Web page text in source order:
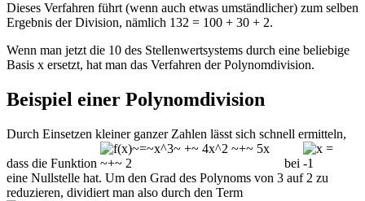
Dieses Verfahren führt (wenn auch etwas umständlicher) zum selben
Ergebnis der Division, nämlich 132 = 100 + 30 + 2.
Wenn man jetzt die 10 des Stellenwertsystems durch eine beliebige
Basis x ersetzt, hat man das Verfahren der Polynomdivision.
Beispiel einer Polynomdivision
Durch Einsetzen kleiner ganzer Zahlen lässt sich schnell ermitteln,
dass die Funktion
bei
eine Nullstelle hat. Um den Grad des Polynoms von 3 auf 2 zu
reduzieren, dividiert man also durch den Term